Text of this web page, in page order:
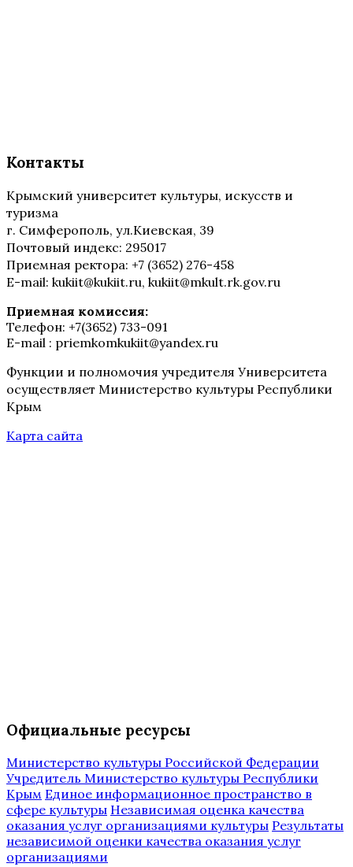
Контакты
Крымский университет культуры, искусств и
туризма
г. Симферополь, ул.Киевская, 39
Почтовый индекс: 295017
Приемная ректора: +7 (3652) 276-458
E-mail: kukiit@kukiit.ru, kukiit@mkult.rk.gov.ru
Приемная комиссия:
Телефон: +7(3652) 733-091
E-mail : priemkomkukiit@yandex.ru
Функции и полномочия учредителя Университета
осуществляет Министерство культуры Республики
Крым
Карта сайта
Официальные ресурсы
Министерство культуры Российской Федерации
Учредитель Министерство культуры Республики
Крым Единое информационное пространство в
сфере культуры Независимая оценка качества
оказания услуг организациями культуры Результаты
независимой оценки качества оказания услуг
организациями